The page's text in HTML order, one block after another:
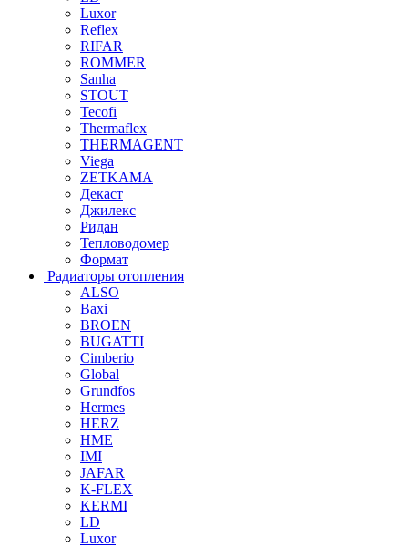
Luxor
Reflex
RIFAR
ROMMER
Sanha
STOUT
Tecofi
Thermaflex
THERMAGENT
Viega
ZETKAMA
Декаст
Джилекс
Ридан
Тепловодомер
Формат
Радиаторы отопления
ALSO
Baxi
BROEN
BUGATTI
Cimberio
Global
Grundfos
Hermes
HERZ
HME
IMI
JAFAR
K-FLEX
KERMI
LD
Luxor